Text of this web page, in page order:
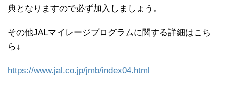
典となりますので必ず加入しましょう。
その他JALマイレージプログラムに関する詳細はこち
ら↓
https://www.jal.co.jp/jmb/index04.html